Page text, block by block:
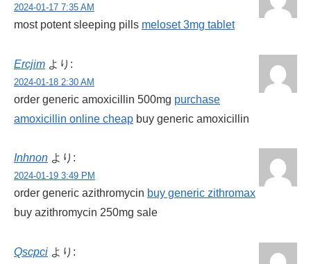
2024-01-17 7:35 AM
most potent sleeping pills meloset 3mg tablet
Ercjim より:
2024-01-18 2:30 AM
order generic amoxicillin 500mg purchase
amoxicillin online cheap buy generic amoxicillin
Inhnon より:
2024-01-19 3:49 PM
order generic azithromycin buy generic zithromax
buy azithromycin 250mg sale
Qscpci より: